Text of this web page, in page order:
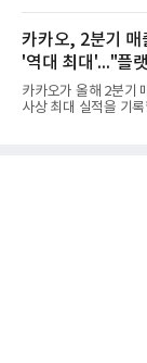
김승연, 이재현, 강호
용도가 떨어지는 재래
안이 강구됐다. 또 핵
의 제약을 해소하고자
신기술 개발 성과가
지대공 유도무기 ‘신
출을 위한 개량형 멀
능 다양화와 계열화
카카오, 2분기 매
'역대 최대'..."플
카카오가 올해 2분기
사상 최대 실적을 기